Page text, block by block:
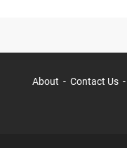
About Contact Us